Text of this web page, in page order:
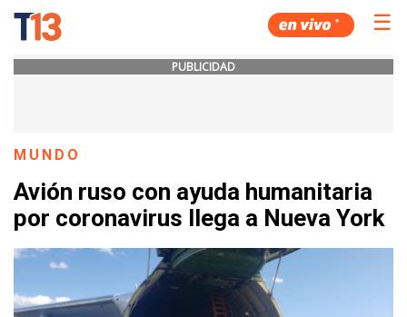
☰
PUBLICIDAD
MUNDO
Avión ruso con ayuda humanitaria
por coronavirus llega a Nueva York